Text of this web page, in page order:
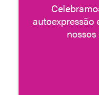
autoexpressão